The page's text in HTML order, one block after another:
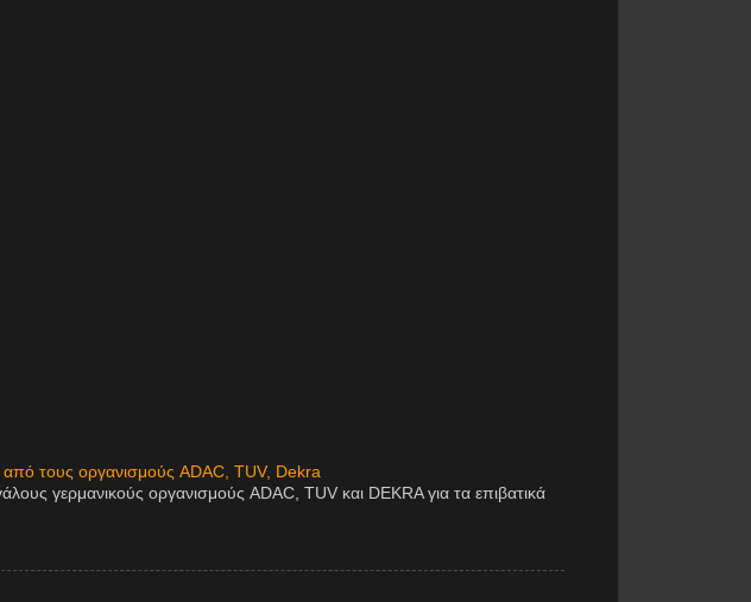
τους οργανισμούς ADAC, TUV, Dekra
γερμανικούς οργανισμούς ADAC, TUV και DEKRA για τα επιβατικά